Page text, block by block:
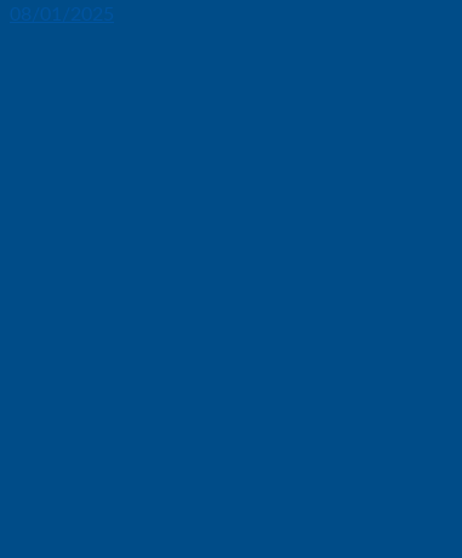
08/01/2025